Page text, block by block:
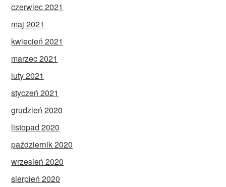
czerwiec 2021
maj 2021
kwiecień 2021
marzec 2021
luty 2021
styczeń 2021
grudzień 2020
listopad 2020
październik 2020
wrzesień 2020
sierpień 2020